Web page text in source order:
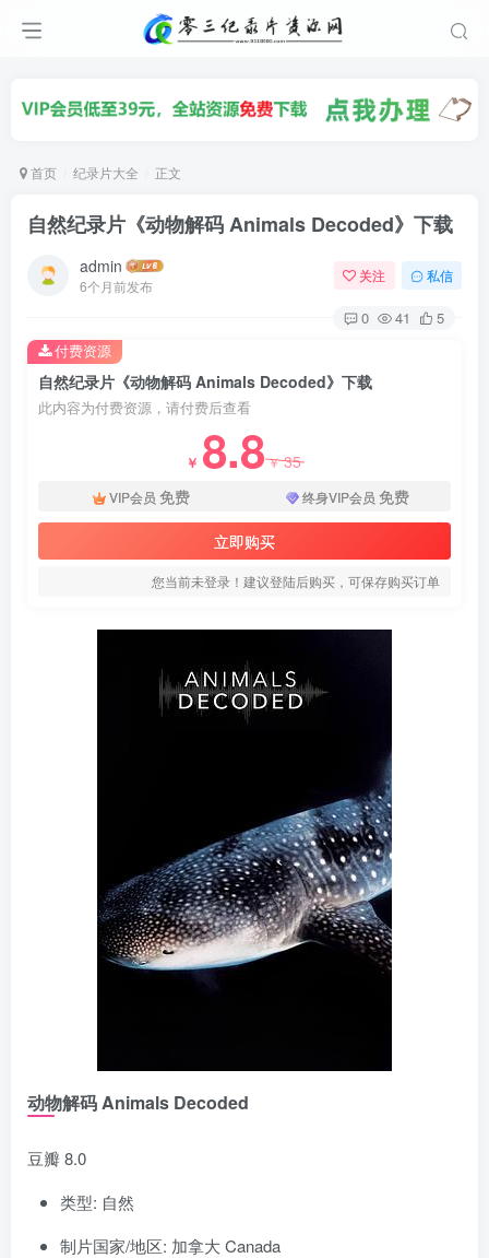
首页 纪录片大全 正文
自然纪录片《动物解码 Animals Decoded》下载
admin
6个月前发布
关注 私信
0 41 5
自然纪录片《动物解码 Animals Decoded》下载
此内容为付费资源，请付费后查看
￥ 8.8￥35
VIP会员 免费 终身VIP会员 免费
立即购买
您当前未登录！建议登陆后购买，可保存购买订单
付费资源
动物解码 Animals Decoded
豆瓣 8.0
类型: 自然
制片国家/地区: 加拿大 Canada